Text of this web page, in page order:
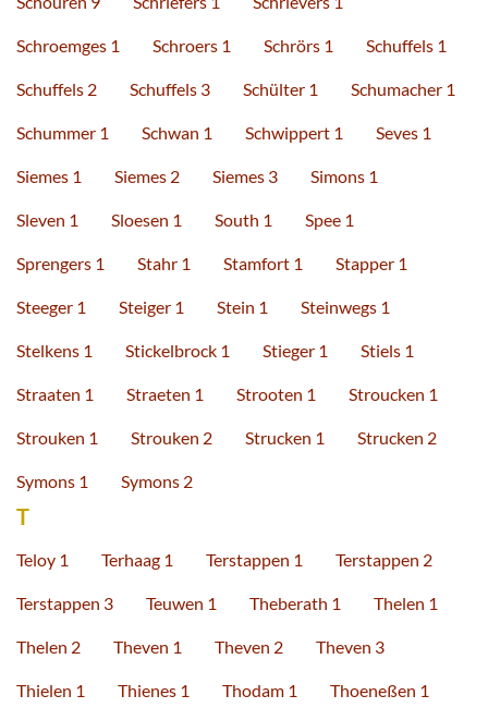
Schroemges 1 Schroers 1 Schrörs 1 Schuffels 1
Schuffels 2 Schuffels 3 Schülter 1 Schumacher 1
Schummer 1 Schwan 1 Schwippert 1 Seves 1
Siemes 1 Siemes 2 Siemes 3 Simons 1
Sleven 1 Sloesen 1 South 1 Spee 1
Sprengers 1 Stahr 1 Stamfort 1 Stapper 1
Steeger 1 Steiger 1 Stein 1 Steinwegs 1
Stelkens 1 Stickelbrock 1 Stieger 1 Stiels 1
Straaten 1 Straeten 1 Strooten 1 Stroucken 1
Strouken 1 Strouken 2 Strucken 1 Strucken 2
Symons 1 Symons 2
T
Teloy 1 Terhaag 1 Terstappen 1 Terstappen 2
Terstappen 3 Teuwen 1 Theberath 1 Thelen 1
Thelen 2 Theven 1 Theven 2 Theven 3
Thielen 1 Thienes 1 Thodam 1 Thoeneßen 1